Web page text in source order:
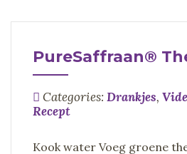
PureSaffraan®
Categories: Drankjes,
Recept
Kook water Voeg groene